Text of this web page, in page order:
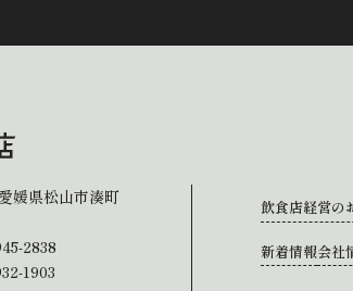
愛媛県松山市湊町
2838
1903
飲食店経営の
新着情報会社